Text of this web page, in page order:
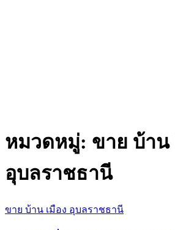
หมวดหมู่: ขาย บ้าน
อุบลราชธานี
ขาย บ้าน เมือง อุบลราชธานี